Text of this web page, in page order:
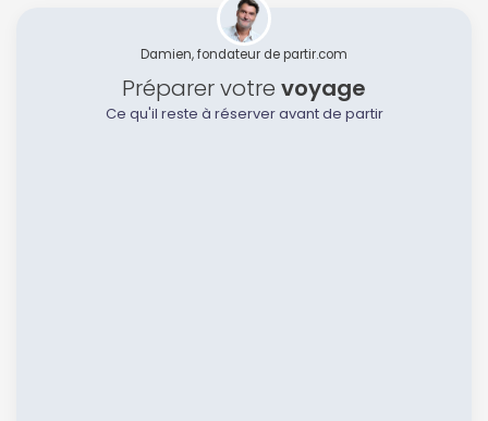
Damien, fondateur de partir.com
Préparer votre voyage
Ce qu'il reste à réserver avant de partir